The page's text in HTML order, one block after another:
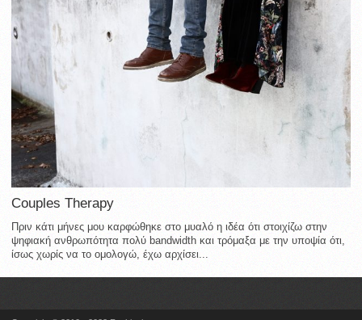
Couples Therapy
Πριν κάτι μήνες μου καρφώθηκε στο μυαλό η ιδέα ότι στοιχίζω στην
ψηφιακή ανθρωπότητα πολύ bandwidth και τρόμαξα με την υποψία ότι,
ίσως χωρίς να το ομολογώ, έχω αρχίσει...